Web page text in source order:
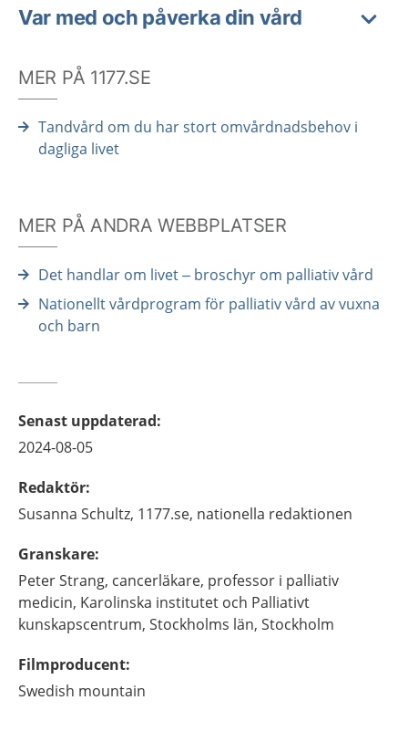
Var med och påverka din vård
MER PÅ 1177.SE
Tandvård om du har stort omvårdnadsbehov i
dagliga livet
MER PÅ ANDRA WEBBPLATSER
Det handlar om livet – broschyr om palliativ vård
Nationellt vårdprogram för palliativ vård av vuxna
och barn
Senast uppdaterad:
2024-08-05
Redaktör:
Susanna Schultz, 1177.se, nationella redaktionen
Granskare:
PeterStrang, cancerläkare, professor i palliativ
medicin, Karolinska institutet och Palliativt
kunskapscentrum, Stockholms län, Stockholm
Filmproducent:
Swedish mountain